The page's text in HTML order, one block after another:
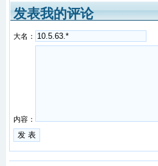
发表我的评论
大名：
内容：